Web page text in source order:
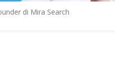
di Mira Search